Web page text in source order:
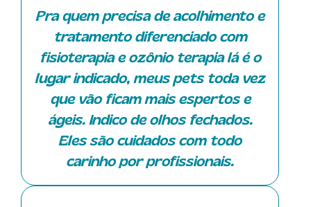
Danila é altamente capacitada e
transmite tranquilidade. Gostaria
de ressaltar também a Isa, que
atendeu o Tommy na unidade do
Damha enquanto ele estava
fazendo sessões de ozonioterapia,
mas atualmente ela está somente
com os atendimentos domiciliares.
Pra quem precisa de acolhimento e
tratamento diferenciado com
fisioterapia e ozônio terapia lá é o
lugar indicado, meus pets toda vez
que vão ficam mais espertos e
ágeis. Indico de olhos fechados.
Eles são cuidados com todo
carinho por profissionais.